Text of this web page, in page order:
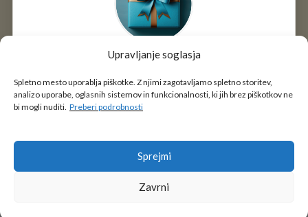
Upravljanje soglasja
Spletno mesto uporablja piškotke. Z njimi zagotavljamo spletno storitev,
analizo uporabe, oglasnih sistemov in funkcionalnosti, ki jih brez piškotkov ne
bi mogli nuditi. Preberi podrobnosti
Sprejmi
Zavrni
Najboljša spletna trgovina za šolske potrebščine! Ogromna izbira
Tukaj je!
🎁 DARILO
Vpiši podatke za prejem darila